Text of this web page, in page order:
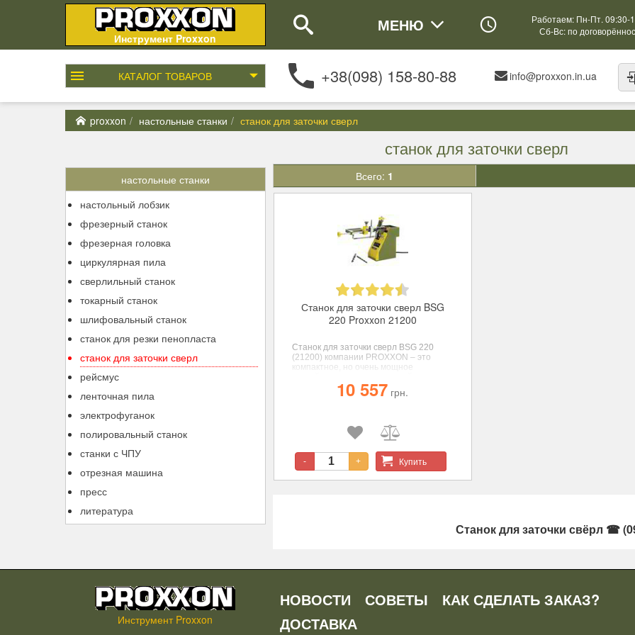
Инструмент Proxxon
МЕНЮ
Работаем: Пн-Пт. 09:30-
Сб-Вс: по
КАТАЛОГТОВАРОВ +38(098) 158-80-88 info@proxxon.in.ua
proxxon настольные станки станок для заточки сверл
станок для заточки сверл
настольные станки
настольный лобзик
фрезерный станок
фрезерная головка
циркулярная пила
сверлильный станок
токарный станок
шлифовальный станок
станок для резки пенопласта
станок для заточки сверл
рейсмус
ленточная пила
электрофуганок
полировальный станок
станки с ЧПУ
отрезная машина
пресс
литература
Всего: 1
Станок для заточки сверл BSG
220 Proxxon 21200
Станок для заточки сверл BSG 220
(21200) компании PROXXON – это
компактное, но очень мощное
производительностью заточки.
10 557 грн.
- + Купить
Станок для заточки свёрл ☎
Инструмент Proxxon
НОВОСТИ СОВЕТЫ
КАК СДЕЛАТЬ ЗАКАЗ?
ДОСТАВКА